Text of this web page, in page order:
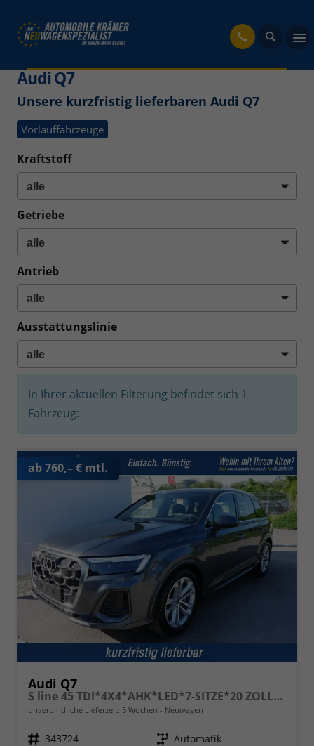
Audi Q7
Unsere kurzfristig lieferbaren Audi Q7
Vorlauffahrzeuge
Kraftstoff
Getriebe
Antrieb
Ausstattungslinie
In Ihrer aktuellen Filterung befindet sich 1
Fahrzeug:
ab 760,– € mtl.
Audi Q7
S line 45 TDI*4X4*AHK*LED*7-SITZE*20 ZOLL*PANO*KAMERA*NAVI*LUFTFEDRUNG
unverbindliche Lieferzeit: 5 Wochen Neuwagen
Fahrzeugnr. 343724 Getriebe Automatik